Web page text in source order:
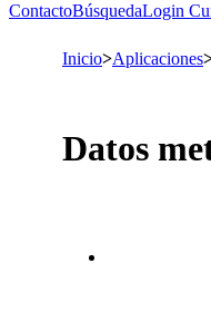
ContactoBúsquedaLogin
Inicio>Aplicaciones
Datos